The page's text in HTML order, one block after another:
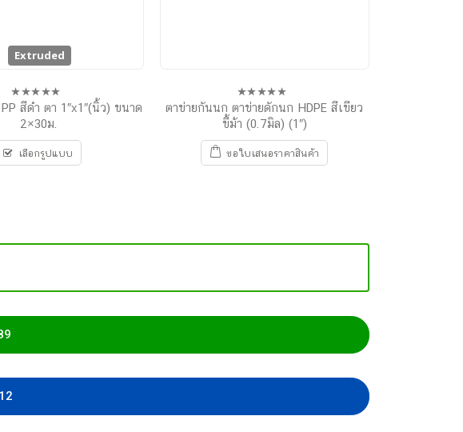
Extruded
0
out
สีดำ ตา 1″x1″(นิ้ว) ขนาด
2×30ม.
เลือกรูปแบบ
0
out
5
ตาข่ายกันนก ตาข่ายดักนก HDPE สีเขียว
ขี้ม้า (0.7มิล) (1″)
ขอใบเสนอราคาสินค้า